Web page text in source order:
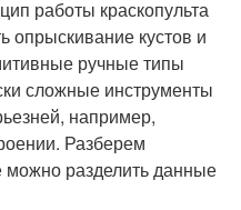
работы краскопульта
опрыскивание кустов и
ручные типы
сложные инструменты
например,
Разберем
разделить данные